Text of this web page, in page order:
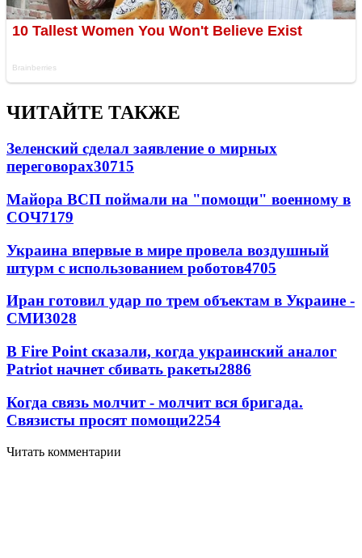
ЧИТАЙТЕ ТАКЖЕ
Зеленский сделал заявление о мирных
переговорах30715
Майора ВСП поймали на "помощи" военному в
СОЧ7179
Украина впервые в мире провела воздушный
штурм с использованием роботов4705
Иран готовил удар по трем объектам в Украине -
СМИ3028
В Fire Point сказали, когда украинский аналог
Patriot начнет сбивать ракеты2886
Когда связь молчит - молчит вся бригада.
Связисты просят помощи2254
Читать комментарии